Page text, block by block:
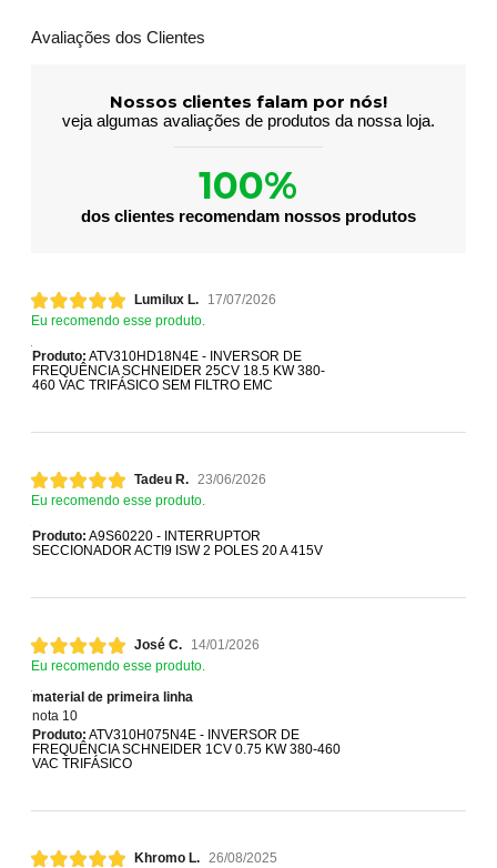
Avaliações dos Clientes
Nossos clientes falam por nós!
veja algumas avaliações de produtos da nossa loja.
100%
dos clientes recomendam nossos produtos
Lumilux L.
17/07/2026
Eu recomendo esse produto.
Produto: ATV310HD18N4E - INVERSOR DE
FREQUÊNCIA SCHNEIDER 25CV 18.5 KW 380-
460 VAC TRIFÁSICO SEM FILTRO EMC
Tadeu R. 23/06/2026
Eu recomendo esse produto.
Produto: A9S60220 - INTERRUPTOR
SECCIONADOR ACTI9 ISW 2 POLES 20 A 415V
José C.
14/01/2026
Eu recomendo esse produto.
material de primeira linha
nota 10
Produto: ATV310H075N4E - INVERSOR DE
FREQUÊNCIA SCHNEIDER 1CV 0.75 KW 380-460
VAC TRIFÁSICO
Khromo L. 26/08/2025